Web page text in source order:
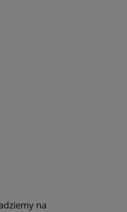
na